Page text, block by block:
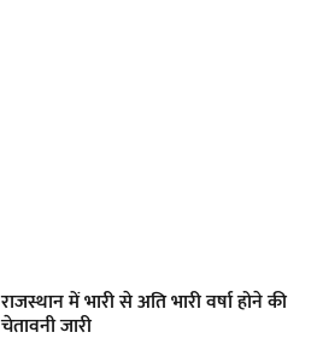
राजस्थान में भारी से अति भारी वर्षा होने की
चेतावनी जारी